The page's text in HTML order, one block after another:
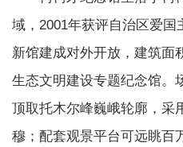
域，2001年获评自治区爱国
新馆建成对外开放，建筑面
生态文明建设专题纪念馆。
顶取托木尔峰巍峨轮廓，采
穆；配套观景平台可远眺百